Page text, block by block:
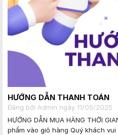
HƯỚNG DẪN THANH TOÁN
Đăng bởi Admin ngày 11/05/2025
HƯỚNG DẪN MUA HÀNG THỜI
phẩm vào giỏ hàng Quý khách